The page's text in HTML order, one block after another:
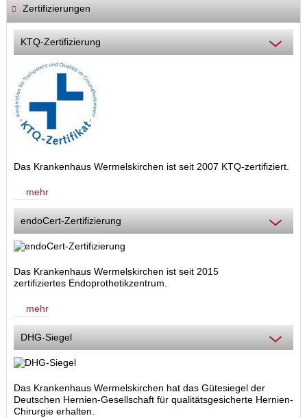
Zertifizierungen
KTQ-Zertifizierung
Das Krankenhaus Wermelskirchen ist seit 2007 KTQ-zertifiziert.
mehr
endoCert-Zertifizierung
Das Krankenhaus Wermelskirchen ist seit 2015
zertifiziertes Endoprothetikzentrum.
mehr
DHG-Siegel
Das Krankenhaus Wermelskirchen hat das Gütesiegel der
Deutschen Hernien-Gesellschaft für qualitätsgesicherte Hernien-
Chirurgie erhalten.